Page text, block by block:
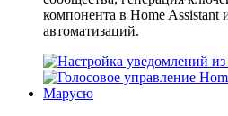
компонента в Home Assistant
автоматизаций.